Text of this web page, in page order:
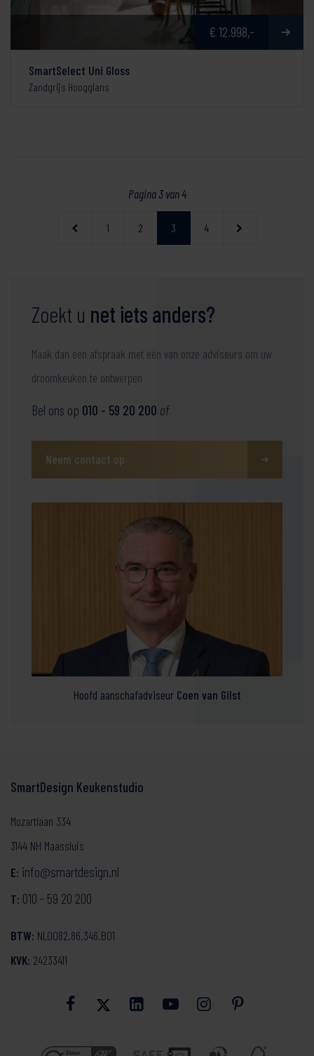
€ 12.998,-
SmartSelect Uni Gloss
Zandgrijs Hoogglans
Pagina 3 van 4
1 2 3 4
Zoekt u net iets anders?
Maak dan een afspraak met één van onze adviseurs om uw
droomkeuken te ontwerpen
Bel ons op 010 - 59 20 200 of
Neem contact op
Hoofd aanschafadviseur Coen van Gilst
SmartDesign Keukenstudio
Mozartlaan 334
3144 NH Maassluis
E: info@smartdesign.nl
T: 010 - 59 20 200
BTW: NL0082.86.346.B01
KVK: 24233411